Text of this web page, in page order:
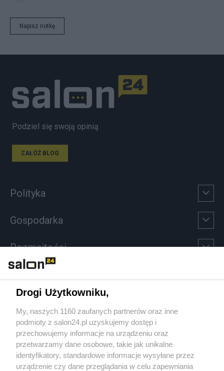
Napisz notkę
Podziel się swoją opinią
ZAŁÓŻ BLOG
Polityka
Gospodarka
Rozmaitości
Sport
Społeczeństwo
Kultura
Drogi Użytkowniku,
My, naszych 1160 zaufanych partnerów oraz inne
podmioty z salon24.pl uzyskujemy dostęp i
przechowujemy informacje na urządzeniu oraz
przetwarzamy dane osobowe, takie jak unikalne
identyfikatory, standardowe informacje wysyłane przez
urządzenie czy dane przeglądania w celu zapewniania